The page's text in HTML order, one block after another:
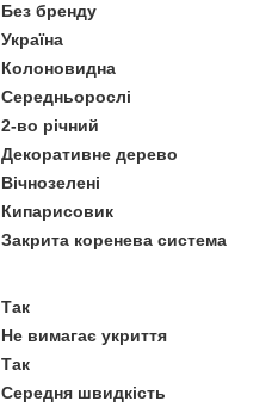
Без бренду
Україна
Колоновидна
Середньорослі
2-во річний
Декоративне дерево
Вічнозелені
Кипарисовик
Закрита коренева система
Так
Не вимагає укриття
Так
Середня швидкість